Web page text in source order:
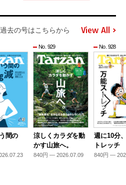
過去の号はこちらから View All
間の
No. 929
涼しくカラダを動
かす山旅へ。
840円 — 2026.07.09
No. 928
週に10分
トレッチ
840円 —